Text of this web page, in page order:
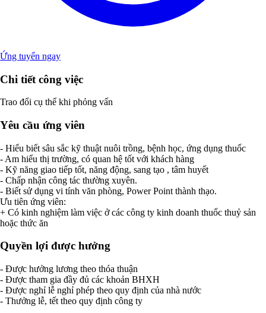
Ứng tuyển ngay
Chi tiết công việc
Trao đổi cụ thể khi phỏng vấn
Yêu cầu ứng viên
- Hiểu biết sâu sắc kỹ thuật nuôi trồng, bệnh học, ứng dụng thuốc
- Am hiểu thị trường, có quan hệ tốt với khách hàng
- Kỹ năng giao tiếp tốt, năng động, sang tạo , tâm huyết
- Chấp nhận công tác thường xuyên.
- Biết sử dụng vi tính văn phòng, Power Point thành thạo.
Ưu tiên ứng viên:
+ Có kinh nghiệm làm việc ở các công ty kinh doanh thuốc thuỷ sản
hoặc thức ăn
Quyền lợi được hưởng
- Được hưởng lương theo thóa thuận
- Được tham gia đầy đủ các khoản BHXH
- Được nghỉ lễ nghỉ phép theo quy định của nhà nước
- Thưởng lễ, tết theo quy định công ty